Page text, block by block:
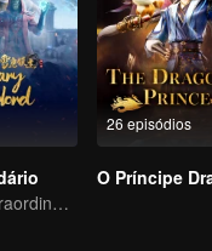
Aventura extraordinária, um adolescente renascido da adversidade
26 episódios
O Príncipe